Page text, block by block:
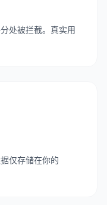
处被拦截。真实用
仅存储在你的